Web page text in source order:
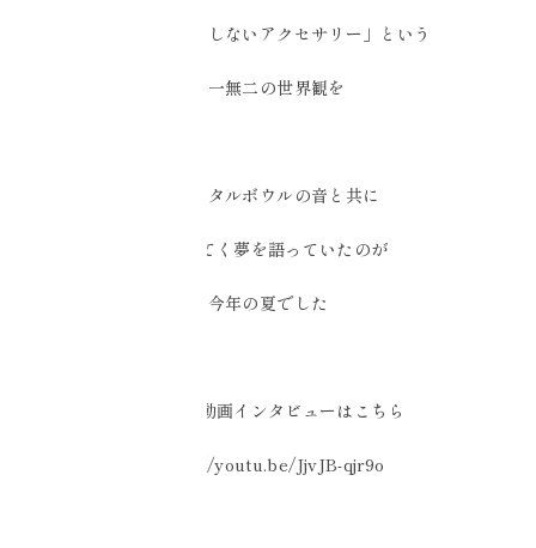
「がんを拒否しないアクセサリー」という
唯一無二の世界観を
クリスタルボウルの音と共に
形にしてく夢を語っていたのが
今年の夏でした
その時の動画インタビューはこちら
https://youtu.be/JjvJB-qjr9o